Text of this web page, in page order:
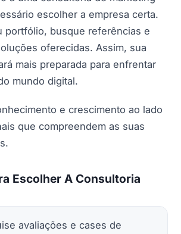
escolher a empresa certa.
portfólio, busque referências e
oferecidas. Assim, sua
mais preparada para enfrentar
mundo digital.
e crescimento ao lado
que compreendem as suas
Escolher A Consultoria
avaliações e cases de